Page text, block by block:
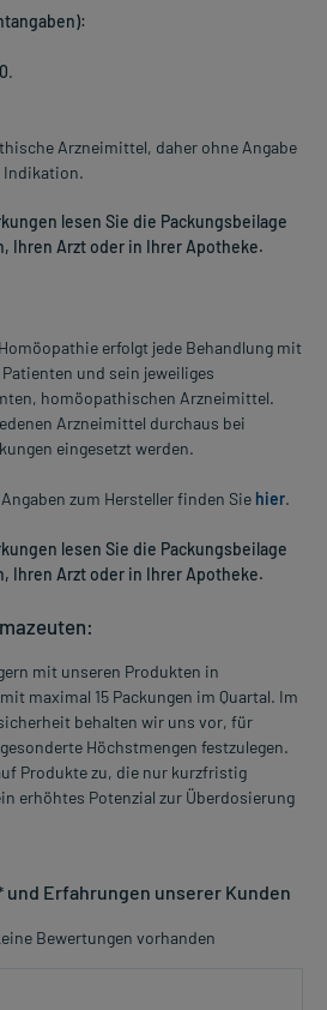
.
Arzneimittel, daher ohne Angabe
Indikation.
lesen Sie die Packungsbeilage
Ihren Arzt oder in Ihrer Apotheke.
erfolgt jede Behandlung mit
und sein jeweiliges
homöopathischen Arzneimittel.
Arzneimittel durchaus bei
eingesetzt werden.
zum Hersteller finden Sie hier.
lesen Sie die Packungsbeilage
Ihren Arzt oder in Ihrer Apotheke.
mit unseren Produkten in
maximal 15 Packungen im Quartal. Im
behalten wir uns vor, für
Höchstmengen festzulegen.
Produkte zu, die nur kurzfristig
erhöhtes Potenzial zur Überdosierung
Erfahrungen unserer Kunden
Bewertungen vorhanden